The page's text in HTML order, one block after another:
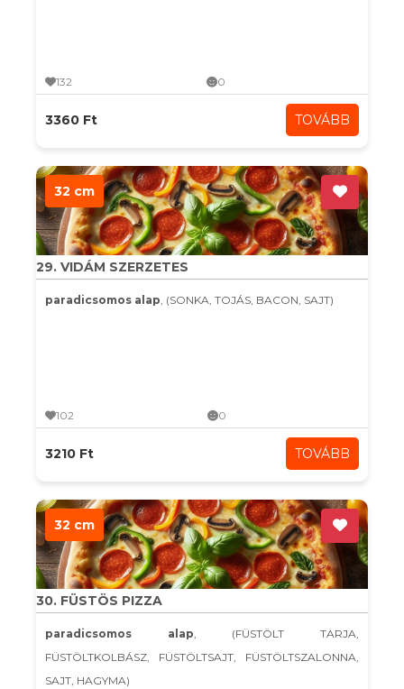
132 0
3360 Ft TOVÁBB
32 cm
29. VIDÁM SZERZETES
paradicsomos alap, (SONKA, TOJÁS, BACON, SAJT)
102 0
3210 Ft TOVÁBB
32 cm
30. FÜSTÖS PIZZA
paradicsomos alap, (FÜSTÖLT TARJA,
FÜSTÖLTKOLBÁSZ, FÜSTÖLTSAJT, FÜSTÖLTSZALONNA,
SAJT, HAGYMA)